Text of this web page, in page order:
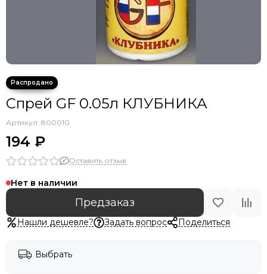
Спрей GF 0.05л КЛУБНИКА
Артикул: 800010
194 ₽
Оставить отзыв
Нет в наличии
Предзаказ
Нашли дешевле? Задать вопрос Поделиться
Выбрать